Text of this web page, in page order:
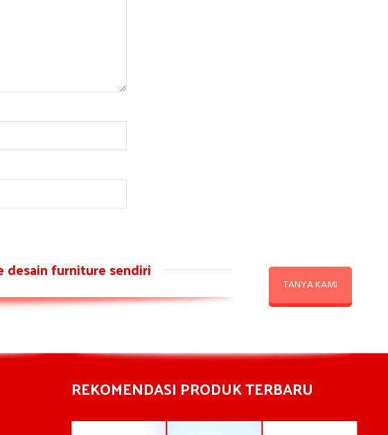
desain furniture sendiri
TANYA KAMI
REKOMENDASI PRODUK TERBARU